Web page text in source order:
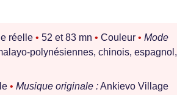
réelle • 52 et 83 mn • Couleur • Mode
polynésiennes, chinois, espagnol,
• Musique originale :Ankievo Village